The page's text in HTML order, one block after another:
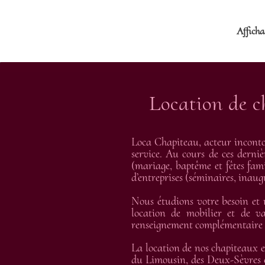
Location de
Loca Chapiteau, acteur
service. Au cours de ces
(mariage, baptême et fêtes
d’entreprises (séminaires,
Nous étudions votre besoin
location de mobilier et de
renseignement
La location de nos chapiteaux
du Limousin, des Deux-